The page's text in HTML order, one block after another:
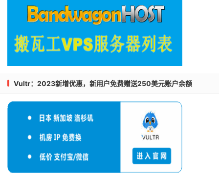
Vultr：2023新增优惠，新用户免费赠送250美元账户余额